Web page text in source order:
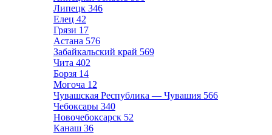
Липецк 346
Елец 42
Грязи 17
Астана 576
Забайкальский край 569
Чита 402
Борзя 14
Могоча 12
Чувашская Республика — Чувашия 566
Чебоксары 340
Новочебоксарск 52
Канаш 36